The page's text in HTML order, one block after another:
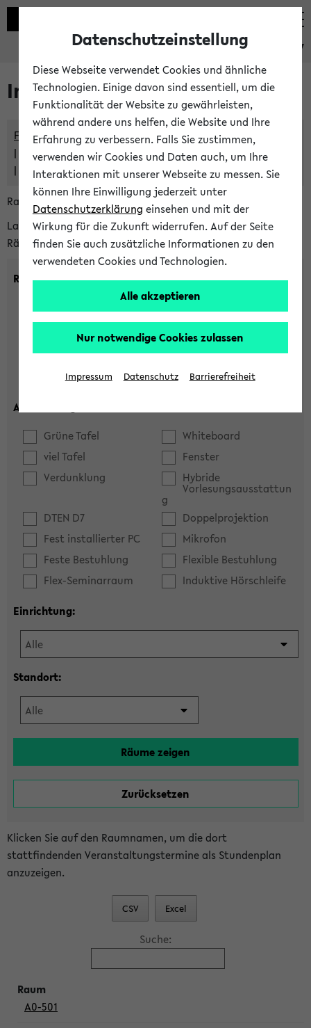
eKVV
Im eKVV verwaltete Räume
Freie Räume und Veranstaltungsüberschneidungen
Raumüberschneidungen
Hinweise der zentralen Raumvergabe
Raumanfragen:
raumvergabe@uni-bielefeld.de
Lassen Sie sich alle Räume anzeigen oder suchen Sie nach
Räumen mit bestimmten Eigenschaften:
Raumkriterien:
max. Plätze:
Ausstattung:
Grüne Tafel
Whiteboard
viel Tafel
Fenster
Verdunklung
Hybride
Vorlesungsausstattun
g
DTEN D7
Doppelprojektion
Fest installierter PC
Mikrofon
Feste Bestuhlung
Flexible Bestuhlung
Flex-Seminarraum
Induktive Hörschleife
Einrichtung:
Standort:
Klicken Sie auf den Raumnamen, um die dort
stattfindenden Veranstaltungstermine als Stundenplan
anzuzeigen.
CSV Excel
Suche:
A0-501
Datenschutzeinstellung
Diese Webseite verwendet Cookies und ähnliche
Technologien. Einige davon sind essentiell, um die
Funktionalität der Website zu gewährleisten,
während andere uns helfen, die Website und Ihre
Erfahrung zu verbessern. Falls Sie zustimmen,
verwenden wir Cookies und Daten auch, um Ihre
Interaktionen mit unserer Webseite zu messen. Sie
können Ihre Einwilligung jederzeit unter
Datenschutzerklärung einsehen und mit der
Wirkung für die Zukunft widerrufen. Auf der Seite
finden Sie auch zusätzliche Informationen zu den
verwendeten Cookies und Technologien.
Alle akzeptieren
Nur notwendige Cookies zulassen
Impressum Datenschutz Barrierefreiheit